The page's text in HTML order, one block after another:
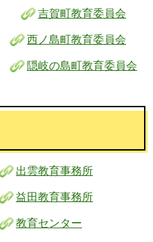
吉賀町教育委員会
西ノ島町教育委員会
隠岐の島町教育委員会
出雲教育事務所
益田教育事務所
教育センター